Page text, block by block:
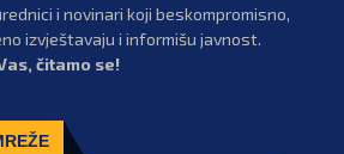
i novinari koji beskompromisno,
izvještavaju i informišu javnost.
čitamo se!